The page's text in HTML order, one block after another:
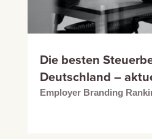
Die besten
Deutschland –
Employer Branding